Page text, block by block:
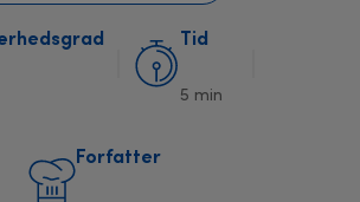
Tid
5 min
Forfatter